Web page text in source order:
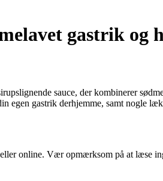
gastrik og
sauce, der kombinerer
egen gastrik derhjemme, samt nogle
online. Vær opmærksom på at læse